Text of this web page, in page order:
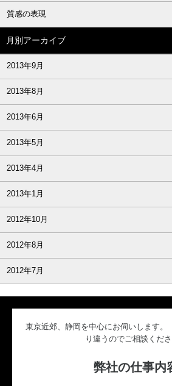
質感の表現
月別アーカイブ
2013年9月
2013年8月
2013年6月
2013年5月
2013年4月
2013年1月
2012年10月
2012年8月
2012年7月
東京近郊、静岡を中心にお伺いします。
り違うのでご相談くださ
弊社の仕事内